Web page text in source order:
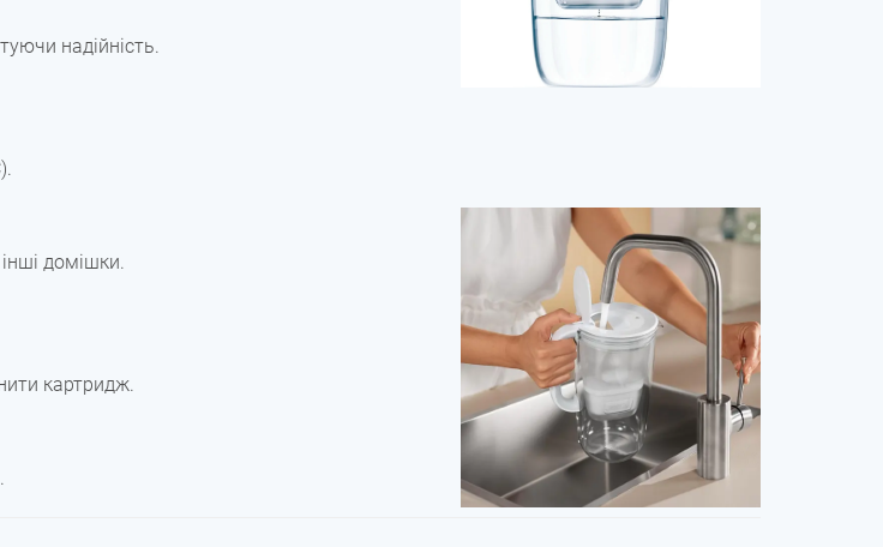
надійність.
домішки.
картридж.